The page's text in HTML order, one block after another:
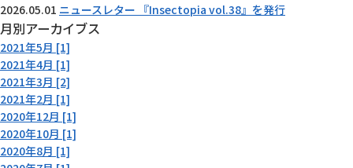
2026.05.01 ニュースレター 『Insectopia vol.38』を発行
月別アーカイブス
2021年5月 [1]
2021年4月 [1]
2021年3月 [2]
2021年2月 [1]
2020年12月 [1]
2020年10月 [1]
2020年8月 [1]